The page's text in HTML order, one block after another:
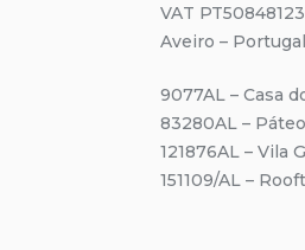
VAT
Aveiro – Portugal
9077AL – Casa
83280AL –
121876AL – Vila
151109/AL –